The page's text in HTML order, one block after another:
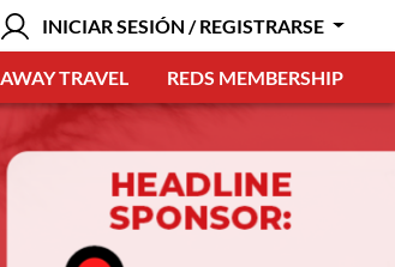
INICIAR SESIÓN / REGISTRARSE
AWAY TRAVEL REDS MEMBERSHIP